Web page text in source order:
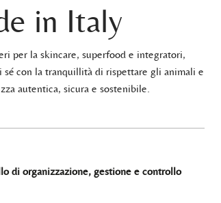
in Italy
per la skincare, superfood e integratori,
con la tranquillità di rispettare gli animali e
autentica, sicura e sostenibile.
di organizzazione, gestione e controllo